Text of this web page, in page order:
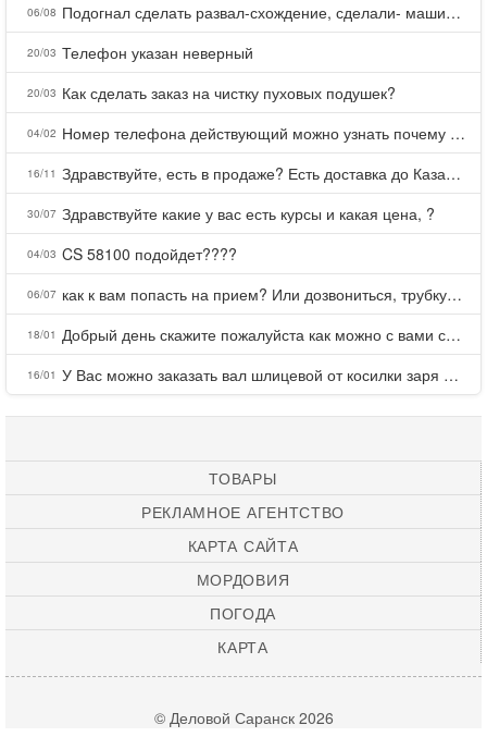
06/08 Подогнал сделать развал-схождение, сделали- машина уходит на право и колеса проверил все хорошо с атмосферами ужас как можно делать авто, не ужели не берегут свою репутацию, не советую.
20/03 Телефон указан неверный
20/03 Как сделать заказ на чистку пуховых подушек?
04/02 Номер телефона действующий можно узнать почему номер неправельный
16/11 Здравствуйте, есть в продаже? Есть доставка до Казани?
30/07 Здравствуйте какие у вас есть курсы и какая цена, ?
04/03 CS 58100 подойдет????
06/07 как к вам попасть на прием? Или дозвониться, трубку не берете.
18/01 Добрый день скажите пожалуйста как можно с вами связаться . Телефон не отвечает .Заказала кухню в тц Хороший есть претензии а менеджер контактов не дает .Что делать?
16/01 У Вас можно заказать вал шлицевой от косилки заря для мтз, который соединяет мотоблок с косилкой.?
ТОВАРЫ
РЕКЛАМНОЕ АГЕНТСТВО
КАРТА САЙТА
МОРДОВИЯ
ПОГОДА
КАРТА
© Деловой Саранск 2026